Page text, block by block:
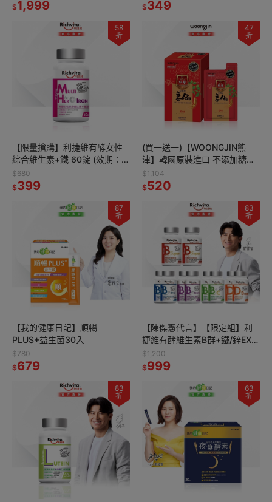
$1,999 $349
58
折
【限量搶購】利捷維有酵女性
綜合維生素+鐵 60錠 (效期：
2027/01/01)
$680
$399
47
折
(買一送一)【WOONGJIN熊
津】韓國原裝進口 不添加糖紅
蔘飲8入組(70ml*8入) (效期：
2027/07/01)
$1,104
$520
87
折
【我的健康日記】順暢
PLUS+益生菌30入
$780
$679
83
折
【陳傑憲代言】【限定組】利
捷維有酵維生素B群+鐵/鋅EX
錠/D3/B群+C/超級B群 60錠2
件組
$1,200
$999
83
折
63
折